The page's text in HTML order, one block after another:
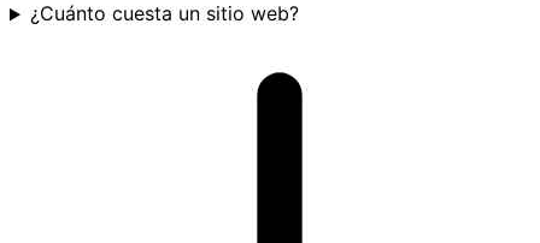
¿Cuánto cuesta un sitio web?